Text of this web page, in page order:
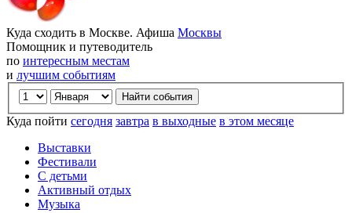
Куда сходить в Москве. Афиша Москвы
Помощник и путеводитель
по интересным местам
и лучшим событиям
Куда пойти сегодня завтра в выходные в этом месяце
Выставки
Фестивали
С детьми
Активный отдых
Музыка